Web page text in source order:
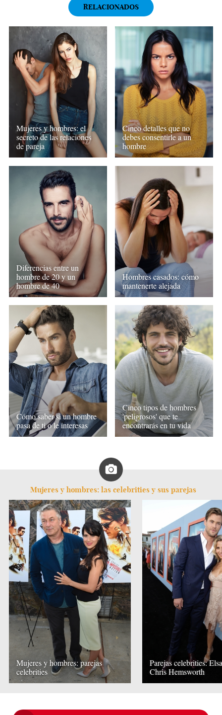
RELACIONADOS
Mujeres y hombres: el
secreto de las relaciones
de pareja
Cinco detalles que no
debes consentirle a un
hombre
Diferencias entre un
hombre de 20 y un
hombre de 40
Hombres casados: cómo
mantenerte alejada
Cómo saber si un hombre
pasa de ti o le interesas
Cinco tipos de hombres
'peligrosos' que te
encontrarás en tu vida
Mujeres y hombres: las celebrities y sus parejas
Mujeres y hombres: parejas
celebrities
Parejas celebrities:
Chris Hemsworth